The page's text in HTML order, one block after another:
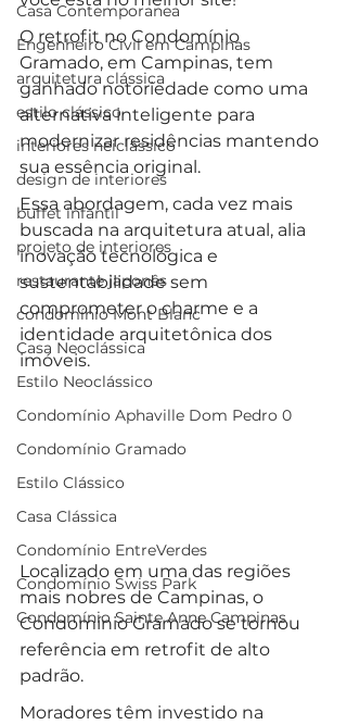
Casa Contemporanea
Engenheiro Civil em Campinas
arquitetura clássica
estilo clássico
interiores neiclássico
design de interiores
buffet infantil
projeto de interiores
restaurante japonês
condomínio Mont Blanc
Casa Neoclássica
Estilo Neoclássico
Condomínio Aphaville Dom Pedro 0
Condomínio Gramado
Estilo Clássico
Casa Clássica
Condomínio EntreVerdes
Condomínio Swiss Park
Condomínio Sainte Anne Campinas
O retrofit no Condomínio
Gramado, em Campinas, tem
ganhado notoriedade como uma
alternativa inteligente para
modernizar residências mantendo
sua essência original.
Essa abordagem, cada vez mais
buscada na arquitetura atual, alia
inovação tecnológica e
sustentabilidade sem
comprometer o charme e a
identidade arquitetônica dos
imóveis.
Localizado em uma das regiões
mais nobres de Campinas, o
Condomínio Gramado se tornou
referência em retrofit de alto
padrão.
Moradores têm investido na